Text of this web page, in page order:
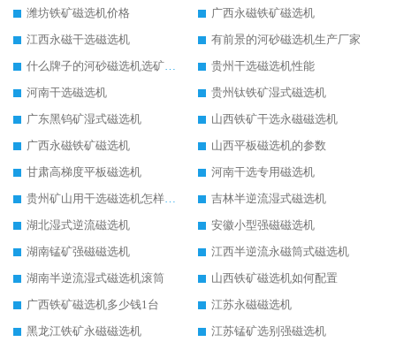
潍坊铁矿磁选机价格
广西永磁铁矿磁选机
江西永磁干选磁选机
有前景的河砂磁选机生产厂家
什么牌子的河砂磁选机选矿效果好
贵州干选磁选机性能
河南干选磁选机
贵州钛铁矿湿式磁选机
广东黑钨矿湿式磁选机
山西铁矿干选永磁磁选机
广西永磁铁矿磁选机
山西平板磁选机的参数
甘肃高梯度平板磁选机
河南干选专用磁选机
贵州矿山用干选磁选机怎样调磁
吉林半逆流湿式磁选机
湖北湿式逆流磁选机
安徽小型强磁磁选机
湖南锰矿强磁磁选机
江西半逆流永磁筒式磁选机
湖南半逆流湿式磁选机滚筒
山西铁矿磁选机如何配置
广西铁矿磁选机多少钱1台
江苏永磁磁选机
黑龙江铁矿永磁磁选机
江苏锰矿选别强磁选机